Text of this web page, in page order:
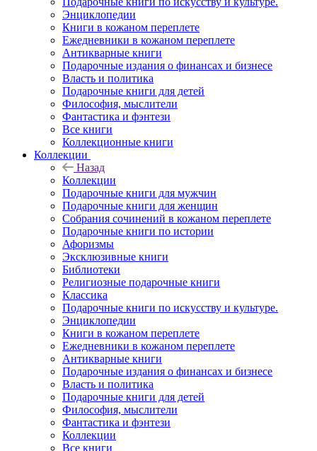
Энциклопедии
Книги в кожаном переплете
Ежедневники в кожаном переплете
Антикварные книги
Подарочные издания о финансах и бизнесе
Власть и политика
Подарочные книги для детей
Философия, мыслители
Фантастика и фэнтези
Все книги
Коллекционные книги
Коллекции
Назад
Коллекции
Подарочные книги для мужчин
Подарочные книги для женщин
Собрания сочинений в кожаном переплете
Подарочные книги по истории
Афоризмы
Эксклюзивные книги
Библиотеки
Религиозные подарочные книги
Классика
Подарочные книги по искусству и культуре.
Энциклопедии
Книги в кожаном переплете
Ежедневники в кожаном переплете
Антикварные книги
Подарочные издания о финансах и бизнесе
Власть и политика
Подарочные книги для детей
Философия, мыслители
Фантастика и фэнтези
Коллекции
Все книги